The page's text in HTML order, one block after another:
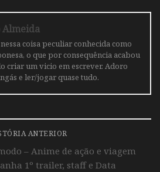
coisa peculiar conhecida como
o que por consequência acabou
criar um vicio em escrever. Adoro
e ler/jogar quase tudo.
ANTERIOR
– Anime de ação e viagem
1º trailer, staff e Data